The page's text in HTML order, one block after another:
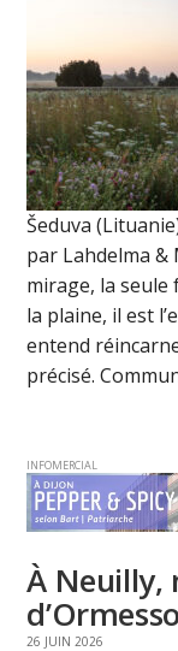
Šeduva
par Lahdelma &
mirage, la seule
la plaine, il est
entend
précisé.
INFOMERCIAL
À Neuilly,
26 JUIN 2026